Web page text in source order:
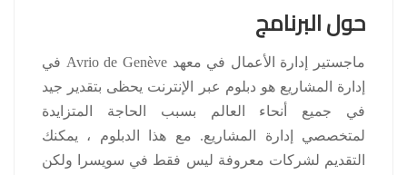
حول البرنامج
ماجستير إدارة الأعمال في معهد Avrio de Genève في
إدارة المشاريع هو دبلوم عبر الإنترنت يحظى بتقدير جيد
في جميع أنحاء العالم بسبب الحاجة المتزايدة
لمتخصصي إدارة المشاريع. مع هذا الدبلوم ، يمكنك
التقديم لشركات معروفة ليس فقط في سويسرا ولكن